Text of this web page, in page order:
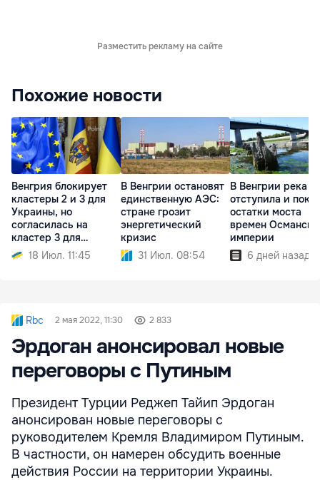
Разместить рекламу на сайте
Похожие новости
Венгрия блокирует
кластеры 2 и 3 для
Украины, но
согласилась на
кластер 3 для
Молдовы
18 Июл. 11:45
В Венгрии остановят
единственную АЭС:
стране грозит
энергетический
кризис
31 Июл. 08:54
В Венгрии река
отступила и
остатки моста
времен
империи
6 дней назад
Rbc 2 мая 2022, 11:30 2 833
Эрдоган анонсировал новые
переговоры с Путиным
Президент Турции Реджеп Тайип Эрдоган
анонсирован новые переговоры с
руководителем Кремля Владимиром Путиным.
В частности, он намерен обсудить военные
действия России на территории Украины.